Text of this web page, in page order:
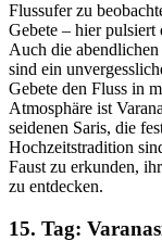
Flussufer zu
Gebete – hier pulsiert
Auch die
sind ein
Gebete den Fluss in
Atmosphäre ist
seidenen Saris, die
Hochzeitstradition
Faust zu erkunden,
zu entdecken.
15. Tag: